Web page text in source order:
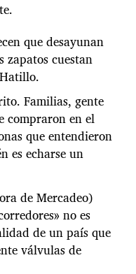
que desayunan
cuestan
Familias, gente
compraron en el
que entendieron
es echarse un
de Mercadeo)
no es
de un país que
válvulas de